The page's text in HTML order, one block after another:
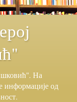
На
информације ‎од